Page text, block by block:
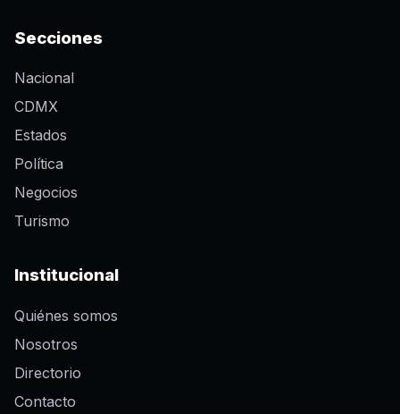
Secciones
Nacional
CDMX
Estados
Política
Negocios
Turismo
Institucional
Quiénes somos
Nosotros
Directorio
Contacto